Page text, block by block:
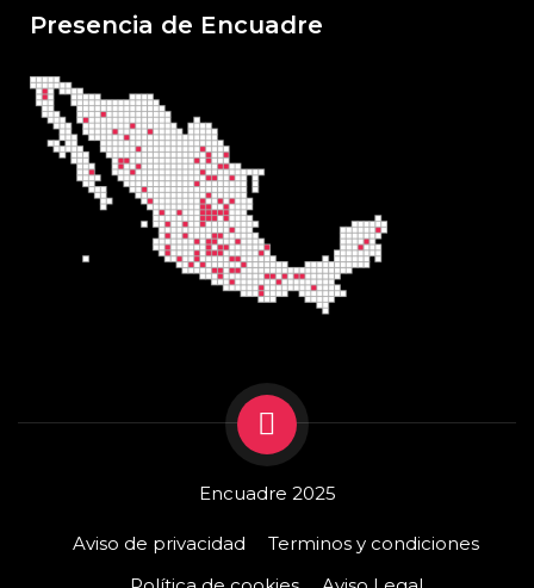
Presencia de Encuadre
Encuadre 2025
Aviso de privacidad
Terminos y condiciones